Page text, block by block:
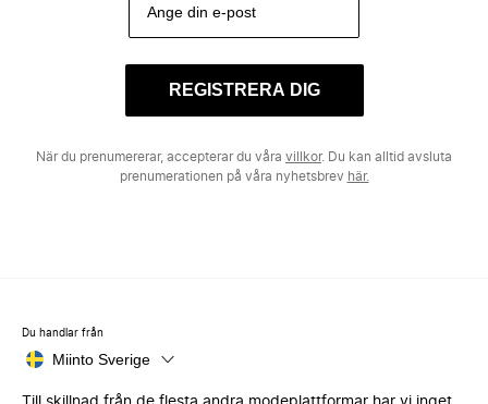
REGISTRERA DIG
När du prenumererar, accepterar du våra villkor. Du kan alltid avsluta
prenumerationen på våra nyhetsbrev här.
Du handlar från
Miinto Sverige